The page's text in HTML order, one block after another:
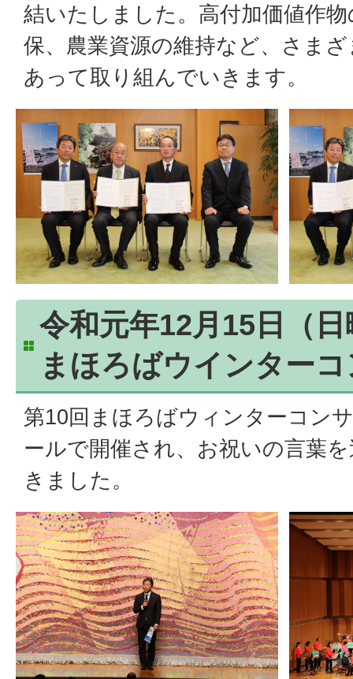
結いたしました。高付加価値作
保、農業資源の維持など、さま
あって取り組んでいきます。
令和元年12月15日（
まほろばウインター
第10回まほろばウィンターコン
ールで開催され、お祝いの言葉
きました。